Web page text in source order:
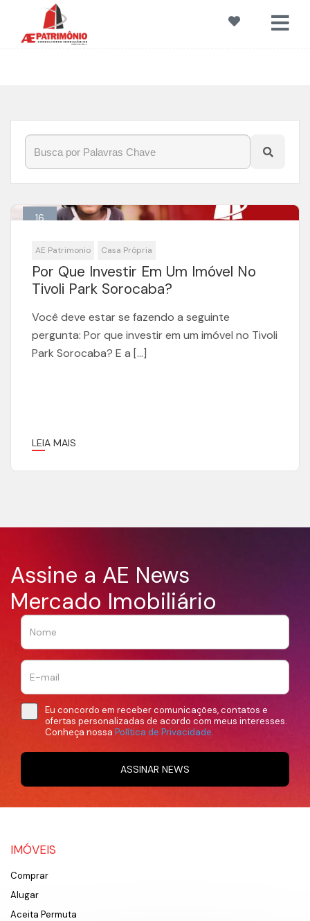
Blog»
16
AE Patrimonio Casa Própria
Por Que Investir Em Um Imóvel No
Tivoli Park Sorocaba?
Você deve estar se fazendo a seguinte
pergunta: Por que investir em um imóvel no Tivoli
Park Sorocaba? E a […]
LEIA MAIS
Assine a AE News
Mercado Imobiliário
Eu concordo em receber comunicações, contatos e
ofertas personalizadas de acordo com meus interesses.
Conheça nossa Política de Privacidade.
ASSINAR NEWS
IMÓVEIS
Comprar
Alugar
Aceita Permuta